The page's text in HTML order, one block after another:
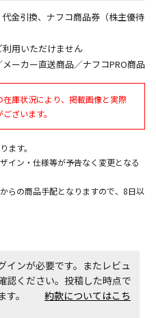
した商品については、当日に
日に基づき出荷手続きを行う
いただく場合がございます。
年始などの長期休業期間中
対応となります。
商品です
施工日はお打ち合わせの上、
施工日はお打ち合わせの上、
金引換、ナフコ商品券（株主優待
用いただけません
ーカー直送商品／ナフコPRO商品
庫状況により、掲載画像と実際
ざいます。
ます。
イン・仕様等が予告なく変更となる
らの商品手配となりますので、8日以
インが必要です。またレビュ
認ください。投稿した時点で
ます。 約款についてはこち